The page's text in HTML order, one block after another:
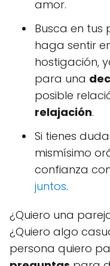
amor.
Busca en tus
haga sentir
hostigación,
para una
posible
relajación.
Si tienes
mismísimo
confianza
juntos.
¿Quiero una
¿Quiero algo
persona quiero